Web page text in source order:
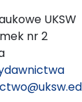
UKSW
nr 2